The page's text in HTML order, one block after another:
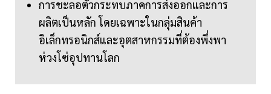
การชะลอตัวกระทบภาคการส่งออกและการ
ผลิตเป็นหลัก โดยเฉพาะในกลุ่มสินค้า
อิเล็กทรอนิกส์และอุตสาหกรรมที่ต้องพึ่งพา
ห่วงโซ่อุปทานโลก